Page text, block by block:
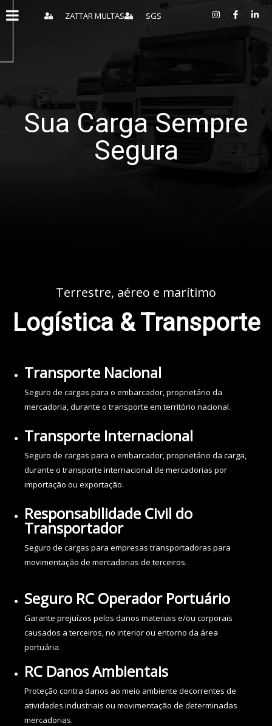
ZATTAR MULTAS SGS
Sua Carga Sempre
Segura
Terrestre, aéreo e marítimo
Logística & Transporte
Transporte Nacional
Seguro de cargas para o embarcador, proprietário da
mercadoria, durante o transporte em território nacional.
Transporte Internacional
Seguro de cargas para o embarcador, proprietário da carga,
durante o transporte internacional de mercadorias por
importação ou exportação.
Responsabilidade Civil do
Transportador
Seguro de cargas para empresas transportadoras para
movimentação de mercadorias de terceiros.
Seguro RC Operador Portuário
Garante prejuízos pelos danos materiais e/ou corporais
causados a terceiros, no interior ou entorno da área
portuária.
RC Danos Ambientais
Proteção contra danos ao meio ambiente decorrentes de
atividades industriais ou movimentação de determinadas
mercadorias.